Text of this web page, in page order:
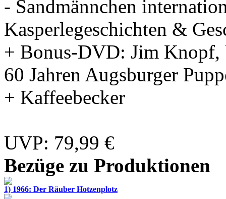
- Sandmännchen
Kasperlegeschichten &
+ Bonus-DVD: Jim Knopf,
60 Jahren Augsburger
+ Kaffeebecker
UVP: 79,99 €
Bezüge zu Produktionen
1) 1966: Der Räuber Hotzenplotz